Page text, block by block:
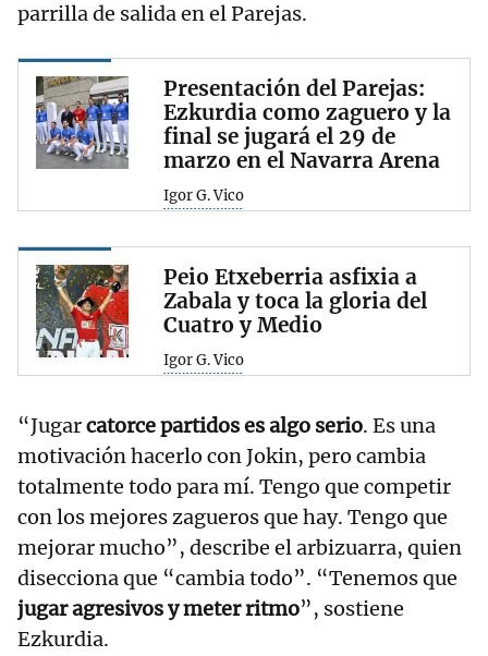
parrilla de salida en el Parejas.
Presentación del Parejas:
Ezkurdia como zaguero y la
final se jugará el 29 de
marzo en el Navarra Arena
Igor G. Vico
Peio Etxeberria asfixia a
Zabala y toca la gloria del
Cuatro y Medio
Igor G. Vico
“Jugarcatorce partidos es algo serio. Es una
motivación hacerlo con Jokin, pero cambia
totalmente todo para mí. Tengo que competir
con los mejores zagueros que hay. Tengo que
mejorar mucho”, describe el arbizuarra, quien
disecciona que “cambia todo”. “Tenemos que
jugar agresivos y meter ritmo”, sostiene
Ezkurdia.